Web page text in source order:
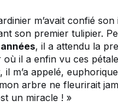
m’avait confié son
son premier tulipier.
, il a attendu la
où il a enfin vu ces
il m’a appelé,
arbre ne fleurirait
un miracle ! »